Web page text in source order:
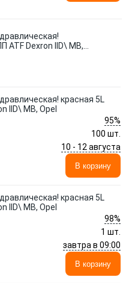
ATF Dexron IID\ MB,
красная 5L
IID\ MB, Opel
95%
100 шт.
10 - 12 августа
В корзину
красная 5L
IID\ MB, Opel
98%
1 шт.
завтра в 09:00
В корзину